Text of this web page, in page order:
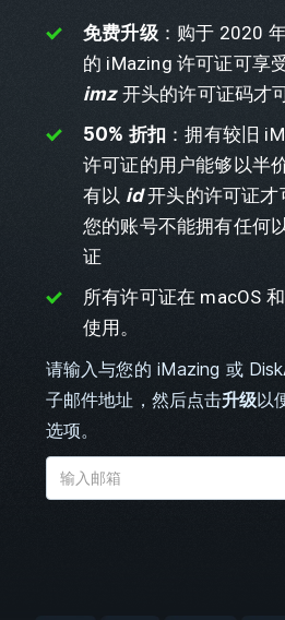
免费升级：购于 2020
的 iMazing 许可证可享
imz开头的许可证码才
50% 折扣 ：拥有较旧
许可证的用户能够以半
有以 id开头的许可证才
您的账号不能拥有任何
证
所有许可证在 macOS
使用。
请输入与您的 iMazing 或
子邮件地址，然后点击升级以
选项。